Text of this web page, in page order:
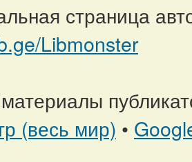
страница
Libmonster
(весь мир) •